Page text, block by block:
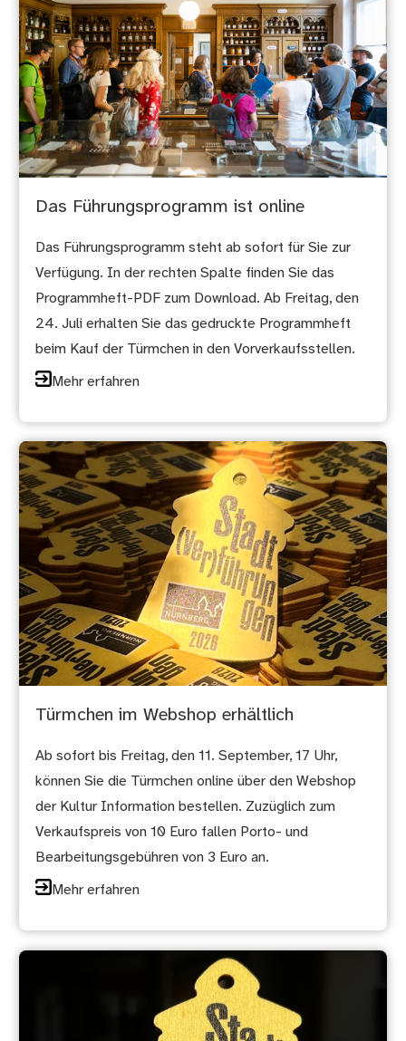
Das Führungsprogramm ist online
Das Führungsprogramm steht ab sofort für Sie zur
Verfügung. In der rechten Spalte finden Sie das
Programmheft-PDF zum Download. Ab Freitag, den
24. Juli erhalten Sie das gedruckte Programmheft
beim Kauf der Türmchen in den Vorverkaufsstellen.
Mehr erfahren
Türmchen im Webshop erhältlich
Ab sofort bis Freitag, den 11. September, 17 Uhr,
können Sie die Türmchen online über den Webshop
der Kultur Information bestellen. Zuzüglich zum
Verkaufspreis von 10 Euro fallen Porto- und
Bearbeitungsgebühren von 3 Euro an.
Mehr erfahren